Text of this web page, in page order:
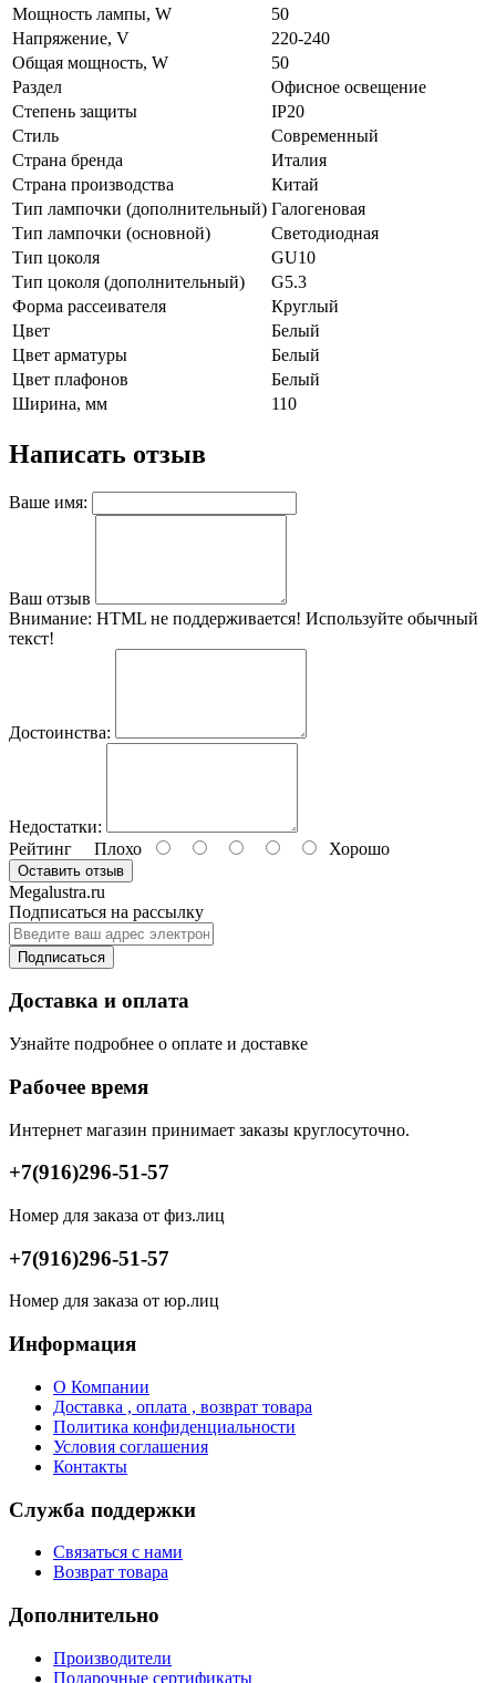
Мощность лампы, W
50
Напряжение, V
220-240
Общая мощность, W
50
Раздел
Офисное освещение
Степень защиты
IP20
Стиль
Современный
Страна бренда
Италия
Страна производства
Китай
Тип лампочки (дополнительный) Галогеновая
Тип лампочки (основной)
Светодиодная
Тип цоколя
GU10
Тип цоколя (дополнительный)
G5.3
Форма рассеивателя
Круглый
Цвет
Белый
Цвет арматуры
Белый
Цвет плафонов
Белый
Ширина, мм
110
Написать отзыв
Ваше имя:
Ваш отзыв
Внимание: HTML не поддерживается! Используйте обычный
текст!
Достоинства:
Недостатки:
Рейтинг Плохо Хорошо
Оставить отзыв
Megalustra.ru
Подписаться на рассылку
Подписаться
Доставка и оплата
Узнайте подробнее о оплате и доставке
Рабочее время
Интернет магазин принимает заказы круглосуточно.
+7(916)296-51-57
Номер для заказа от физ.лиц
+7(916)296-51-57
Номер для заказа от юр.лиц
Информация
О Компании
Доставка , оплата , возврат товара
Политика конфиденциальности
Условия соглашения
Контакты
Служба поддержки
Связаться с нами
Возврат товара
Дополнительно
Производители
Подарочные сертификаты